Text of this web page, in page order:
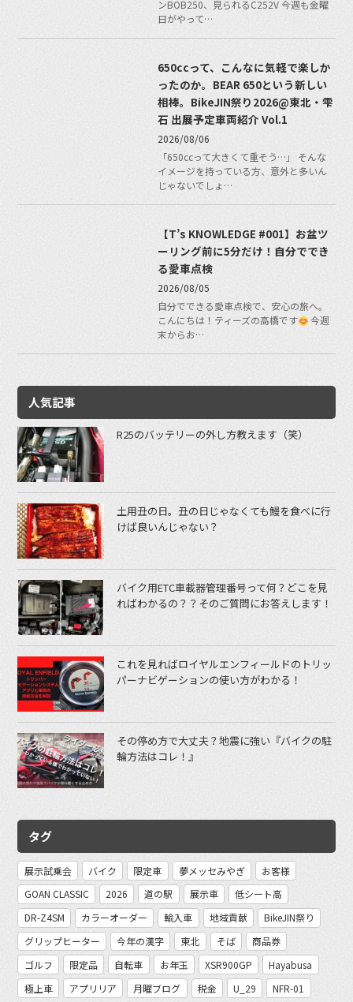
ンBOB250、見られるC252V 今週も金曜
日がやって…
650ccって、こんなに気軽で楽しか
ったのか。BEAR 650という新しい
相棒。BikeJIN祭り2026@東北・雫
石 出展予定車両紹介 Vol.1
2026/08/06
「650ccって大きくて重そう…」 そんな
イメージを持っている方、意外と多いん
じゃないでしょ…
【T’s KNOWLEDGE #001】お盆ツ
ーリング前に5分だけ！自分ででき
る愛車点検
2026/08/05
自分でできる愛車点検で、安心の旅へ。
こんにちは！ティーズの高橋です
今週
末からお…
人気記事
R25のバッテリーの外し方教えます（笑）
土用丑の日。丑の日じゃなくても鰻を食べに行
けば良いんじゃない？
バイク用ETC車載器管理番号って何？どこを見
ればわかるの？？そのご質問にお答えします！
これを見ればロイヤルエンフィールドのトリッ
パーナビゲーションの使い方がわかる！
その停め方で大丈夫？地震に強い『バイクの駐
輪方法はコレ！』
タグ
展示試乗会 バイク 限定車 夢メッセみやぎ
お客様
GOAN CLASSIC
2026 道の駅 展示車
低シート高
DR-Z4SM
カラーオーダー 輸入車 地域貢献
BikeJIN祭り
グリップヒーター
今年の漢字 東北 そば
商品券
ゴルフ
限定品 自転車 お年玉 XSR900GP
Hayabusa
極上車
アプリリア 月曜ブログ 税金 U_29
NFR-01